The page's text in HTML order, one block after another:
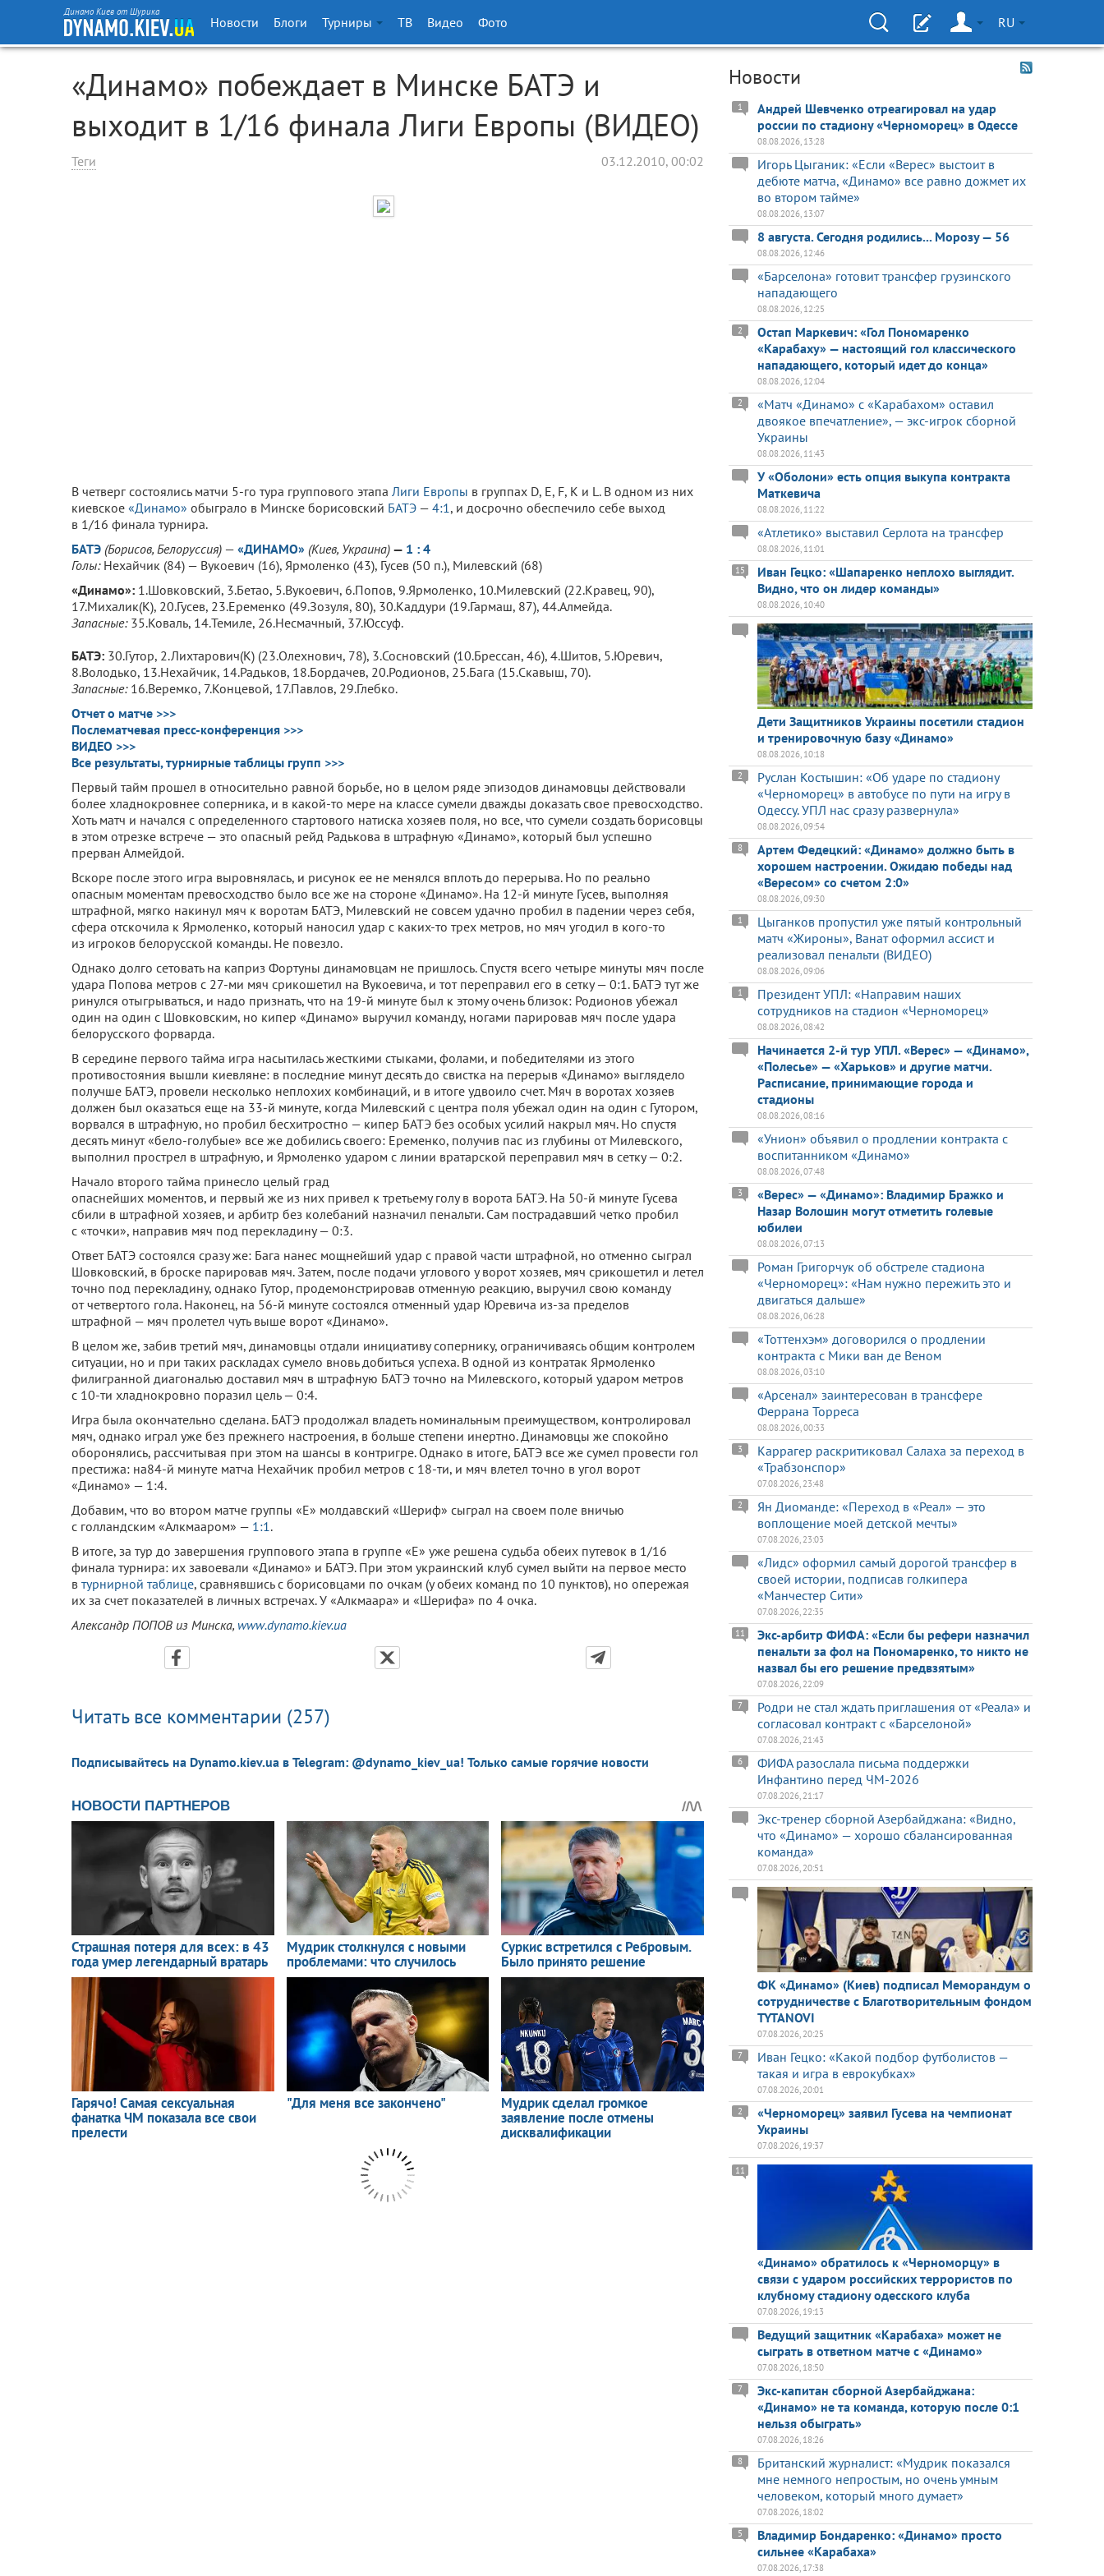
Динамо Киев от Шурика
Новости Блоги Турниры ТВ Видео Фото RU
«Динамо» побеждает в Минске БАТЭ и
выходит в 1/16 финала Лиги Европы (ВИДЕО)
Теги 03.12.2010, 00:02
В четверг состоялись матчи 5-го тура группового этапа Лиги Европы в группах D, E, F, K и L. В одном из них
киевское «Динамо» обыграло в Минске борисовский БАТЭ — 4:1, и досрочно обеспечило себе выход
в 1/16 финала турнира.
БАТЭ (Борисов, Белоруссия) — «ДИНАМО» (Киев, Украина) — 1 : 4
Голы:Нехайчик (84) — Вукоевич (16), Ярмоленко (43), Гусев (50 п.), Милевский (68)
«Динамо»: 1.Шовковский, 3.Бетао, 5.Вукоевич, 6.Попов, 9.Ярмоленко, 10.Милевский (22.Кравец, 90),
17.Михалик(К), 20.Гусев, 23.Еременко (49.Зозуля, 80), 30.Каддури (19.Гармаш, 87), 44.Алмейда.
Запасные:35.Коваль, 14.Темиле, 26.Несмачный, 37.Юссуф.
БАТЭ: 30.Гутор, 2.Лихтарович(К) (23.Олехнович, 78), 3.Сосновский (10.Брессан, 46), 4.Шитов, 5.Юревич,
8.Володько, 13.Нехайчик, 14.Радьков, 18.Бордачев, 20.Родионов, 25.Бага (15.Скавыш, 70).
Запасные: 16.Веремко, 7.Концевой, 17.Павлов, 29.Глебко.
Отчет о матче >>>
Послематчевая пресс-конференция >>>
ВИДЕО >>>
Все результаты, турнирные таблицы групп >>>
Первый тайм прошел в относительно равной борьбе, но в целом ряде эпизодов динамовцы действовали
более хладнокровнее соперника, и в какой-то мере на классе сумели дважды доказать свое превосходство.
Хоть матч и начался с определенного стартового натиска хозяев поля, но все, что сумели создать борисовцы
в этом отрезке встрече — это опасный рейд Радькова в штрафную «Динамо», который был успешно
прерван Алмейдой.
Вскоре после этого игра выровнялась, и рисунок ее не менялся вплоть до перерыва. Но по реально
опасным моментам превосходство было все же на стороне «Динамо». На 12-й минуте Гусев, выполняя
штрафной, мягко накинул мяч к воротам БАТЭ, Милевский не совсем удачно пробил в падении через себя,
сфера отскочила к Ярмоленко, который наносил удар с каких-то трех метров, но мяч угодил в кого-то
из игроков белорусской команды. Не повезло.
Однако долго сетовать на каприз Фортуны динамовцам не пришлось. Спустя всего четыре минуты мяч после
удара Попова метров с 27-ми мяч срикошетил на Вукоевича, и тот переправил его в сетку — 0:1. БАТЭ тут же
ринулся отыгрываться, и надо признать, что на 19-й минуте был к этому очень близок: Родионов убежал
один на один с Шовковским, но кипер «Динамо» выручил команду, ногами парировав мяч после удара
белорусского форварда.
В середине первого тайма игра насытилась жесткими стыками, фолами, и победителями из этого
противостояния вышли киевляне: в последние минут десять до свистка на перерыв «Динамо» выглядело
получше БАТЭ, провели несколько неплохих комбинаций, и в итоге удвоило счет. Мяч в воротах хозяев
должен был оказаться еще на 33-й минуте, когда Милевский с центра поля убежал один на один с Гутором,
ворвался в штрафную, но пробил бесхитростно — кипер БАТЭ без особых усилий накрыл мяч. Но спустя
десять минут «бело-голубые» все же добились своего: Еременко, получив пас из глубины от Милевского,
выполнил прострел в штрафную, и Ярмоленко ударом с линии вратарской переправил мяч в сетку — 0:2.
Начало второго тайма принесло целый град
опаснейших моментов, и первый же из них привел к третьему голу в ворота БАТЭ. На 50-й минуте Гусева
сбили в штрафной хозяев, и арбитр без колебаний назначил пенальти. Сам пострадавший четко пробил
с «точки», направив мяч под перекладину — 0:3.
Ответ БАТЭ состоялся сразу же: Бага нанес мощнейший удар с правой части штрафной, но отменно сыграл
Шовковский, в броске парировав мяч. Затем, после подачи углового у ворот хозяев, мяч срикошетил и летел
точно под перекладину, однако Гутор, продемонстрировав отменную реакцию, выручил свою команду
от четвертого гола. Наконец, на 56-й минуте состоялся отменный удар Юревича из-за пределов
штрафной — мяч пролетел чуть выше ворот «Динамо».
В целом же, забив третий мяч, динамовцы отдали инициативу сопернику, ограничиваясь общим контролем
ситуации, но и при таких раскладах сумело вновь добиться успеха. В одной из контратак Ярмоленко
филигранной диагональю доставил мяч в штрафную БАТЭ точно на Милевского, который ударом метров
с 10-ти хладнокровно поразил цель — 0:4.
Игра была окончательно сделана. БАТЭ продолжал владеть номинальным преимуществом, контролировал
мяч, однако играл уже без прежнего настроения, в больше степени инертно. Динамовцы же спокойно
оборонялись, рассчитывая при этом на шансы в контригре. Однако в итоге, БАТЭ все же сумел провести гол
престижа: на84-й минуте матча Нехайчик пробил метров с 18-ти, и мяч влетел точно в угол ворот
«Динамо» — 1:4.
Добавим, что во втором матче группы «Е» молдавский «Шериф» сыграл на своем поле вничью
с голландским «Алкмааром» — 1:1.
В итоге, за тур до завершения группового этапа в группе «Е» уже решена судьба обеих путевок в 1/16
финала турнира: их завоевали «Динамо» и БАТЭ. При этом украинский клуб сумел выйти на первое место
в турнирной таблице, сравнявшись с борисовцами по очкам (у обеих команд по 10 пунктов), но опережая
их за счет показателей в личных встречах. У «Алкмаара» и «Шерифа» по 4 очка.
Александр ПОПОВ из Минска, www.dynamo.kiev.ua
Читать все комментарии (257)
Подписывайтесь на Dynamo.kiev.ua в Telegram: @dynamo_kiev_ua! Только самые горячие новости
Новости
Андрей Шевченко отреагировал на удар
россии по стадиону «Черноморец» в Одессе
1
08.08.2026, 13:28
Игорь Цыганик: «Если «Верес» выстоит в
дебюте матча, «Динамо» все равно дожмет их
во втором тайме»
08.08.2026, 13:07
8 августа. Сегодня родились... Морозу — 56
08.08.2026, 12:46
«Барселона» готовит трансфер грузинского
нападающего
08.08.2026, 12:25
Остап Маркевич: «Гол Пономаренко
«Карабаху» — настоящий гол классического
нападающего, который идет до конца»
2
08.08.2026, 12:04
«Матч «Динамо» с «Карабахом» оставил
двоякое впечатление», — экс-игрок сборной
Украины
2
08.08.2026, 11:43
У «Оболони» есть опция выкупа контракта
Маткевича
08.08.2026, 11:22
«Атлетико» выставил Серлота на трансфер
08.08.2026, 11:01
Иван Гецко: «Шапаренко неплохо выглядит.
Видно, что он лидер команды»
15
08.08.2026, 10:40
Дети Защитников Украины посетили стадион
и тренировочную базу «Динамо»
08.08.2026, 10:18
Руслан Костышин: «Об ударе по стадиону
«Черноморец» в автобусе по пути на игру в
Одессу. УПЛ нас сразу развернула»
2
08.08.2026, 09:54
Артем Федецкий: «Динамо» должно быть в
хорошем настроении. Ожидаю победы над
«Вересом» со счетом 2:0»
8
08.08.2026, 09:30
Цыганков пропустил уже пятый контрольный
матч «Жироны», Ванат оформил ассист и
реализовал пенальти (ВИДЕО)
1
08.08.2026, 09:06
Президент УПЛ: «Направим наших
сотрудников на стадион «Черноморец»
1
08.08.2026, 08:42
Начинается 2-й тур УПЛ. «Верес» — «Динамо»,
«Полесье» — «Харьков» и другие матчи.
Расписание, принимающие города и
стадионы
08.08.2026, 08:16
«Унион» объявил о продлении контракта с
воспитанником «Динамо»
08.08.2026, 07:48
«Верес» — «Динамо»: Владимир Бражко и
Назар Волошин могут отметить голевые
юбилеи
3
08.08.2026, 07:13
Роман Григорчук об обстреле стадиона
«Черноморец»: «Нам нужно пережить это и
двигаться дальше»
08.08.2026, 06:28
«Тоттенхэм» договорился о продлении
контракта с Мики ван де Веном
08.08.2026, 03:10
«Арсенал» заинтересован в трансфере
Феррана Торреса
08.08.2026, 00:33
Каррагер раскритиковал Салаха за переход в
«Трабзонспор»
3
07.08.2026, 23:48
Ян Диоманде: «Переход в «Реал» — это
воплощение моей детской мечты»
2
07.08.2026, 23:03
«Лидс» оформил самый дорогой трансфер в
своей истории, подписав голкипера
«Манчестер Сити»
07.08.2026, 22:35
Экс-арбитр ФИФА: «Если бы рефери назначил
пенальти за фол на Пономаренко, то никто не
назвал бы его решение предвзятым»
11
07.08.2026, 22:09
Родри не стал ждать приглашения от «Реала» и
согласовал контракт с «Барселоной»
7
07.08.2026, 21:43
ФИФА разослала письма поддержки
Инфантино перед ЧМ-2026
6
07.08.2026, 21:17
Экс-тренер сборной Азербайджана: «Видно,
что «Динамо» — хорошо сбалансированная
команда»
07.08.2026, 20:51
ФК «Динамо» (Киев) подписал Меморандум о
сотрудничестве с Благотворительным фондом
TYTANOVI
07.08.2026, 20:25
Иван Гецко: «Какой подбор футболистов —
такая и игра в еврокубках»
7
07.08.2026, 20:01
«Черноморец» заявил Гусева на чемпионат
Украины
2
07.08.2026, 19:37
«Динамо» обратилось к «Черноморцу» в
связи с ударом российских террористов по
клубному стадиону одесского клуба
11
07.08.2026, 19:13
Ведущий защитник «Карабаха» может не
сыграть в ответном матче с «Динамо»
07.08.2026, 18:50
Экс-капитан сборной Азербайджана:
«Динамо» не та команда, которую после 0:1
нельзя обыграть»
7
07.08.2026, 18:26
Британский журналист: «Мудрик показался
мне немного непростым, но очень умным
человеком, который много думает»
8
07.08.2026, 18:02
Владимир Бондаренко: «Динамо» просто
сильнее «Карабаха»
5
07.08.2026, 17:38